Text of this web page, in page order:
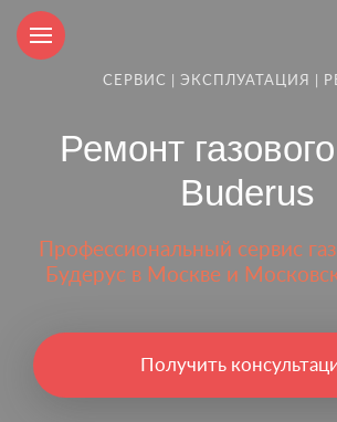
СЕРВИС | ЭКСПЛУАТАЦИЯ |
Ремонт
Buderus
Профессиональный сервис
Будерус в Москве и
Получить